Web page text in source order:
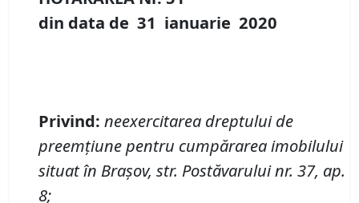
din data de 31 ianuarie 2020
Privind: neexercitarea dreptului de
preemţiune pentru cumpărarea imobilului
situat în Braşov, str. Postăvarului nr. 37, ap.
8;